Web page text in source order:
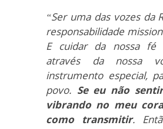
“Ser uma das vozes da
responsabilidade
E cuidar da nossa fé
através da nossa
instrumento especial,
povo. Se eu não
vibrando no meu
como transmitir.